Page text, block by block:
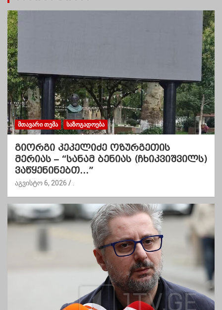
ᲛᲗᲐᲕᲐᲠᲘ ᲗᲔᲛᲐ ᲡᲐᲖᲝᲒᲐᲓᲝᲔᲑᲐ
გიორგი კეკელიძე ოზურგეთის
მერიას – “სანამ ბენიას (ჩხიკვიშვილს)
ვაწყენინებთ…”
აგვისტო 6, 2026